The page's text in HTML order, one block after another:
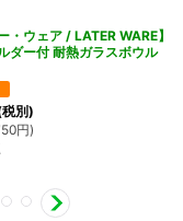
・ウェア / LATER WARE】
ダー付 耐熱ガラスボウル
別)
円)